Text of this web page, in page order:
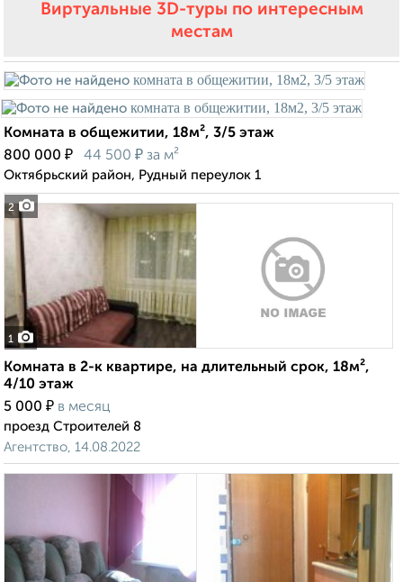
Виртуальные 3D-туры по интересным
местам
2
Комната в общежитии, 18м², 3/5 этаж
800 000 ₽ 44 500 ₽ за м²
Октябрьский район, Рудный переулок 1
1
Комната в 2-к квартире, на длительный срок, 18м²,
4/10 этаж
5 000 ₽ в месяц
проезд Строителей 8
Агентство, 14.08.2022